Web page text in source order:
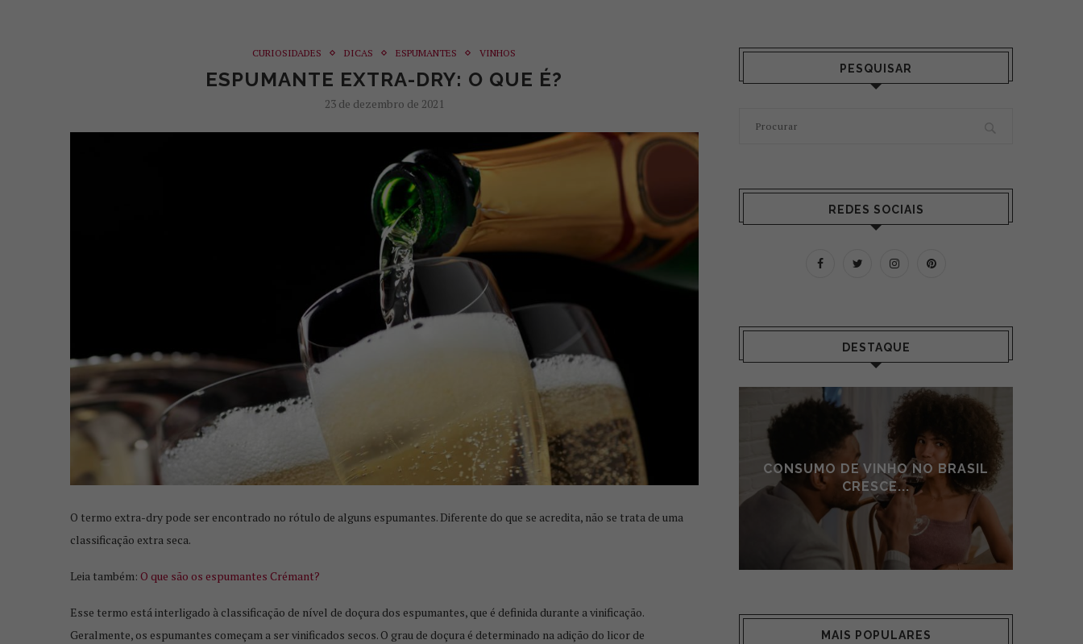
CURIOSIDADES DICAS ESPUMANTES VINHOS
ESPUMANTE EXTRA-DRY: O QUE É?
23 de dezembro de 2021
O termo extra-dry pode ser encontrado no rótulo de alguns espumantes. Diferente do que se acredita, não se trata de uma
classificação extra seca.
Leia também: O que são os espumantes Crémant?
Esse termo está interligado à classificação de nível de doçura dos espumantes, que é definida durante a vinificação.
Geralmente, os espumantes começam a ser vinificados secos. O grau de doçura é determinado na adição do licor de
PESQUISAR
REDES SOCIAIS
DESTAQUE
CONSUMO DE VINHO NO BRASIL
CRESCE...
CONSUMO DE VINHO NO BRASIL
CRESCE...
MAIS POPULARES